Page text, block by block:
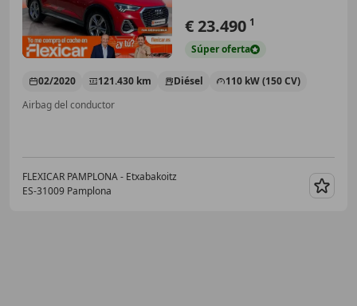
€ 23.490 1
Súperoferta
02/2020 121.430 km Diésel
110 kW (150 CV)
Airbag del conductor
FLEXICAR PAMPLONA - Etxabakoitz
ES-31009 Pamplona